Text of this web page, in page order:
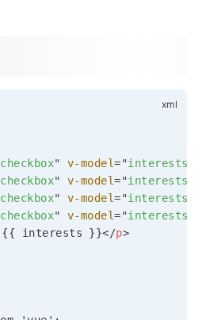
checkbox" v-model="interests
checkbox" v-model="interests
checkbox" v-model="interests
checkbox" v-model="interests
：{{ interests }}</p>